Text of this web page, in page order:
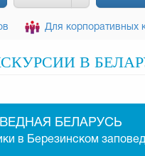
Для корпоративных
В
БЕЛАРУСЬ
в Березинском